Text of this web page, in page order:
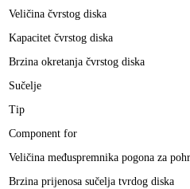
Veličina čvrstog diska
Kapacitet čvrstog diska
Brzina okretanja čvrstog diska
Sučelje
Tip
Component for
Veličina međuspremnika pogona za
Brzina prijenosa sučelja tvrdog diska